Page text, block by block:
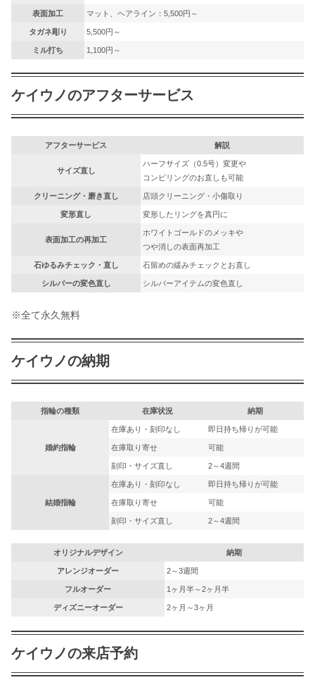
表面加工 マット、ヘアライン：5,500円～
タガネ彫り 5,500円～
ミル打ち 1,100円～
ケイウノのアフターサービス
アフターサービス 解説
サイズ直し
ハーフサイズ（0.5号）変更や
コンビリングのお直しも可能
クリーニング・磨き直し 店頭クリーニング・小傷取り
変形直し 変形したリングを真円に
表面加工の再加工
ホワイトゴールドのメッキや
つや消しの表面再加工
石ゆるみチェック・直し 石留めの緩みチェックとお直し
シルバーの変色直し シルバーアイテムの変色直し
※全て永久無料
ケイウノの納期
指輪の種類 在庫状況 納期
婚約指輪
在庫あり・刻印なし 即日持ち帰りが可能
在庫取り寄せ 可能
刻印・サイズ直し 2～4週間
結婚指輪
在庫あり・刻印なし 即日持ち帰りが可能
在庫取り寄せ 可能
刻印・サイズ直し 2～4週間
オリジナルデザイン 納期
アレンジオーダー 2～3週間
フルオーダー 1ヶ月半～2ヶ月半
ディズニーオーダー 2ヶ月～3ヶ月
ケイウノの来店予約